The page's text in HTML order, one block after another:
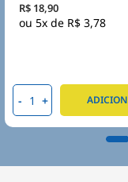
R$ 18,90
5x de R$ 3,78
- +